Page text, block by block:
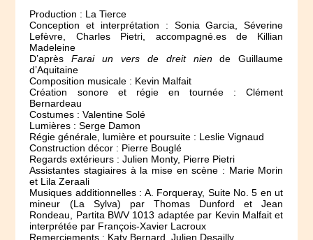
Production : La Tierce
Conception et interprétation : Sonia Garcia, Séverine
Lefèvre, Charles Pietri, accompagné.es de Killian
Madeleine
D’aprèsFarai un vers de dreit niende Guillaume
d’Aquitaine
Composition musicale : Kevin Malfait
Création sonore et régie en tournée : Clément
Bernardeau
Costumes : Valentine Solé
Lumières : Serge Damon
Régie générale, lumière et poursuite : Leslie Vignaud
Construction décor : Pierre Bouglé
Regards extérieurs : Julien Monty, Pierre Pietri
Assistantes stagiaires à la mise en scène : Marie Morin
et Lila Zeraali
Musiques additionnelles : A. Forqueray, Suite No. 5 en ut
mineur (La Sylva) par Thomas Dunford et Jean
Rondeau, Partita BWV 1013 adaptée par Kevin Malfait et
interprétée par François-Xavier Lacroux
Remerciements : Katy Bernard, Julien Desailly